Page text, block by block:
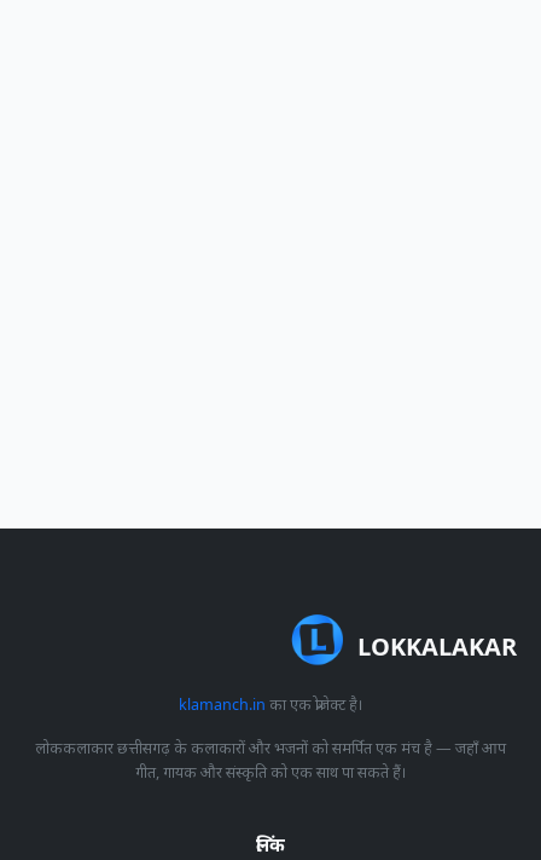
LOKKALAKAR
klamanch.in का एक प्रोजेक्ट है।
लोककलाकार छत्तीसगढ़ के कलाकारों और भजनों को समर्पित एक मंच है — जहाँ आप
गीत, गायक और संस्कृति को एक साथ पा सकते हैं।
लिंक